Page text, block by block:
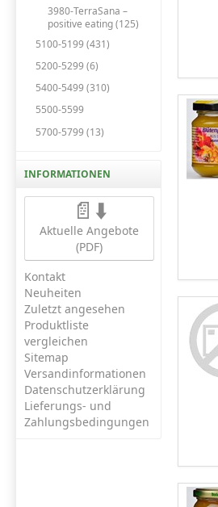
3980-TerraSana –
positive eating (125)
5100-5199 (431)
5200-5299 (6)
5400-5499 (310)
5500-5599
5700-5799 (13)
INFORMATIONEN
📄⬇️
Aktuelle Angebote
(PDF)
Kontakt
Neuheiten
Zuletzt angesehen
Produktliste
vergleichen
Sitemap
Versandinformationen
Datenschutzerklärung
Lieferungs- und
Zahlungsbedingungen